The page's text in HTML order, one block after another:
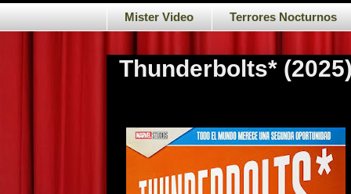
Mister Video Terrores Nocturnos
Thunderbolts*